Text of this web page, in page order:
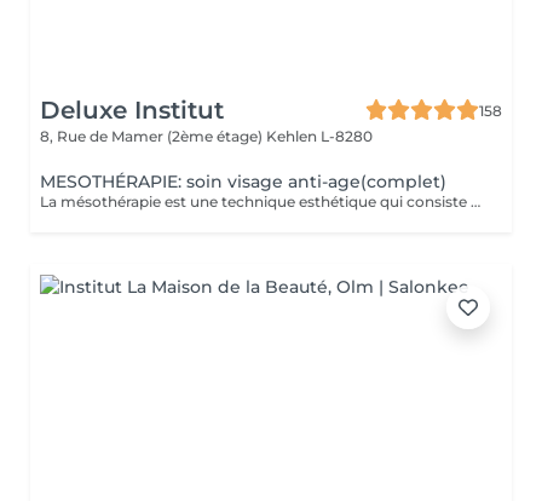
Deluxe Institut
158
8, Rue de Mamer (2ème étage) Kehlen L-8280
MESOTHÉRAPIE: soin visage anti-age(complet)
La mésothérapie est une technique esthétique qui consiste à injecter de petites quantités de substances actives (vitamines, minéraux, acide hyaluronique, etc.) directement dans les couches superficielles de la peau. Elle est utilisée pour améliorer l'aspect de la peau et stimuler la régénération cellulaire. Les Bienfaits de la Mésothérapie Hydratation intense et rajeunissement cutané Apporte un coup d'éclat immédiat à la peau. Réduit les rides et les ridules en stimulant la production de collagène et d'élastine. Hydrate en profondeur et améliore la texture de la peau. Traite les taches pigmentaires, les cicatrices d'acné et la rosacée. Aide à uniformiser le teint et à réduire les imperfections. Pourquoi Choisir la Mésothérapie ? Traitement peu invasif et pratiquement indolore. Effet naturel et progressif, sans chirurgie ni éviction sociale. Résultats visibles après quelques séances seulement. Un soin idéal pour retrouver une peau éclatante, un corps raffermi et une chevelure en pleine santé !